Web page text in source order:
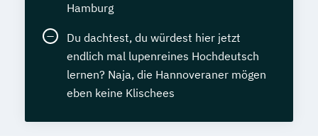
Hamburg
Du dachtest, du würdest hier jetzt
endlich mal lupenreines Hochdeutsch
lernen? Naja, die Hannoveraner mögen
eben keine Klischees